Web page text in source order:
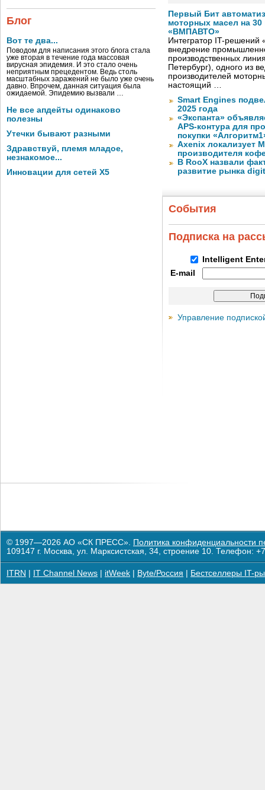
Блог
Вот те два...
Поводом для написания этого блога стала
уже вторая в течение года массовая
вирусная эпидемия. И это стало очень
неприятным прецедентом. Ведь столь
масштабных заражений не было уже очень
давно. Впрочем, данная ситуация была
ожидаемой. Эпидемию вызвали …
Не все апдейты одинаково
полезны
Утечки бывают разными
Здравствуй, племя младое,
незнакомое...
Инновации для сетей X5
Первый Бит
моторных масел на
«ВМПАВТО»
Интегратор IT-
внедрение
производственных
Петербург), одного из
производителей
настоящий …
Smart Engines
2025 года
«Экспанта»
APS-контура для
покупки
Axenix локализует
производителя
В RooX назвали
развитие рынка
События
Подписка на
Intelligent
E-mail
Управление
© 1997—2026 АО «СК ПРЕСС». Политика конфиденциальности
109147 г. Москва, ул. Марксистская, 34, строение 10. Телефон:
ITRN IT Channel News itWeek Byte/Россия Бестселлеры IT-